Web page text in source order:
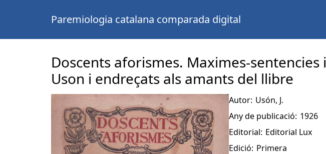
Paremiologia catalana comparada digital
Doscents aforismes. Maximes-sentencies
Uson i endreçats als amants del llibre
Autor: Usón, J.
Any de publicació: 1926
Editorial: Editorial Lux
Edició: Primera